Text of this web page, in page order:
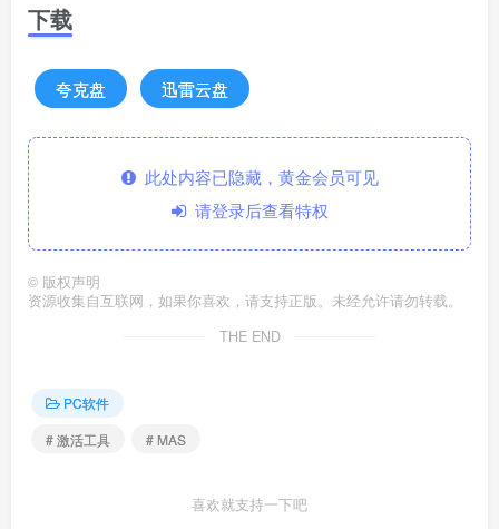
下载
夸克盘 迅雷云盘
此处内容已隐藏，黄金会员可见
请登录后查看特权
© 版权声明
资源收集自互联网，如果你喜欢，请支持正版。未经允许请勿转载。
THE END
PC软件
# 激活工具
# MAS
喜欢就支持一下吧